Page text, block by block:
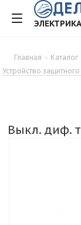
ЭЛЕКТРИКА
Главная - Каталог
Устройство
Выкл. диф.